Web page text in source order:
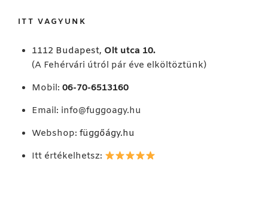
ITT VAGYUNK
1112 Budapest, Olt utca 10.
(A Fehérvári útról pár éve elköltöztünk)
Mobil: 06-70-6513160
Email: info@fuggoagy.hu
Webshop: függőágy.hu
Itt értékelhetsz: